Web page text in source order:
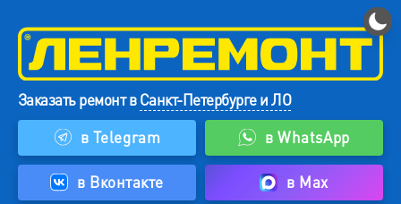
Заказать ремонт вСанкт-Петербурге и ЛО
в Telegram
в WhatsApp
в Вконтакте в Max